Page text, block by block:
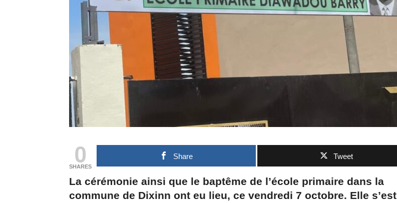
0
SHARES
Share Tweet
La cérémonie ainsi que le baptême de l’école primaire dans la
commune de Dixinn ont eu lieu, ce vendredi 7 octobre. Elle s’est